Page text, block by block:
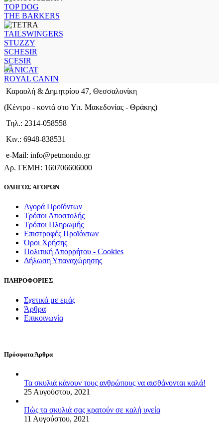
TOP DOG
THE BARKERS
TAILSWINGERS
STUZZY
SCHESIR
SCESIR
SANICAT
ROYAL CANIN
Καραολή & Δημητρίου 47, Θεσσαλονίκη
(Kέντρο - κοντά στο Yπ. Μακεδονίας - Θράκης)
Τηλ.: 2314-058558
Κιν.: 6948-838531
e-Mail: info@petmondo.gr
Aρ. ΓΕΜΗ: 160706606000
ΟΔΗΓΟΣ ΑΓΟΡΩΝ
Αγορά Προϊόντων
Τρόποι Αποστολής
Τρόποι Πληρωμής
Επιστροφές Προϊόντων
Όροι Χρήσης
Πολιτική Απορρήτου - Cookies
Δήλωση Υπαναχώρησης
ΠΛΗΡΟΦΟΡΙΕΣ
Σχετικά με εμάς
Άρθρα
Επικοινωνία
Πρόσφατα Άρθρα
Τα σκυλιά κάνουν τους ανθρώπους να αισθάνονται καλά!
25 Αυγούστου, 2021
Πώς τα σκυλιά σας κρατούν σε καλή υγεία
11 Αυγούστου, 2021